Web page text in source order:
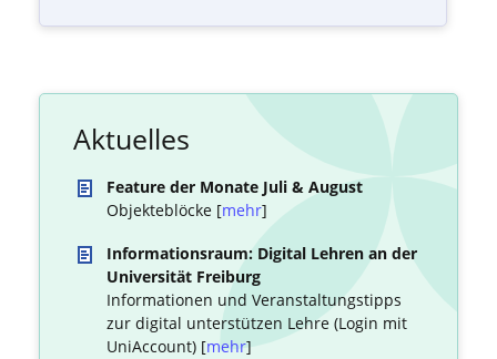
Aktuelles
Feature der Monate Juli & August
Objekteblöcke [mehr]
Informationsraum: Digital Lehren an der
Universität Freiburg
Informationen und Veranstaltungstipps
zur digital unterstützen Lehre (Login mit
UniAccount) [mehr]